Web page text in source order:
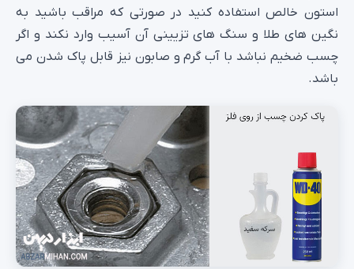
استون خالص استفاده کنید در صورتی که مراقب باشید به
نگین های طلا و سنگ های تزیینی آن آسیب وارد نکند و اگر
چسب ضخیم نباشد با آب گرم و صابون نیز قابل پاک شدن می
باشد.